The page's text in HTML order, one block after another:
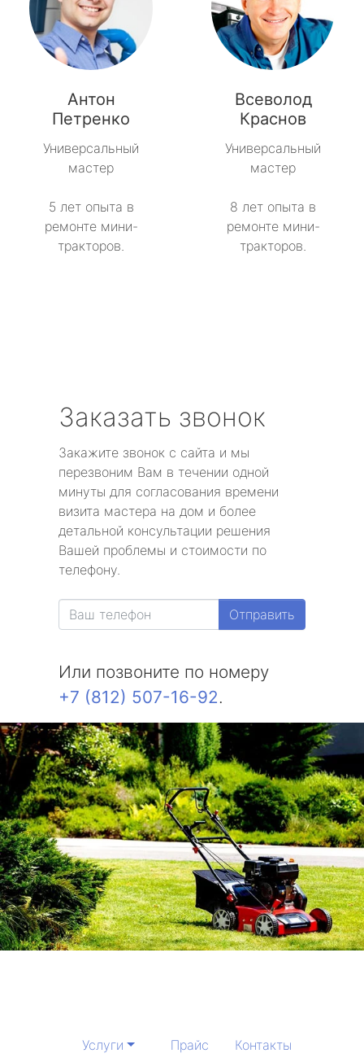
Антон
Петренко
Универсальный
мастер
5 лет опыта в
ремонте мини-
тракторов.
Всеволод
Краснов
Универсальный
мастер
8 лет опыта в
ремонте мини-
тракторов.
Заказать звонок
Закажите звонок с сайта и мы
перезвоним Вам в течении одной
минуты для согласования времени
визита мастера на дом и более
детальной консультации решения
Вашей проблемы и стоимости по
телефону.
Отправить
Или позвоните по номеру
+7 (812) 507-16-92.
Услуги Прайс Контакты